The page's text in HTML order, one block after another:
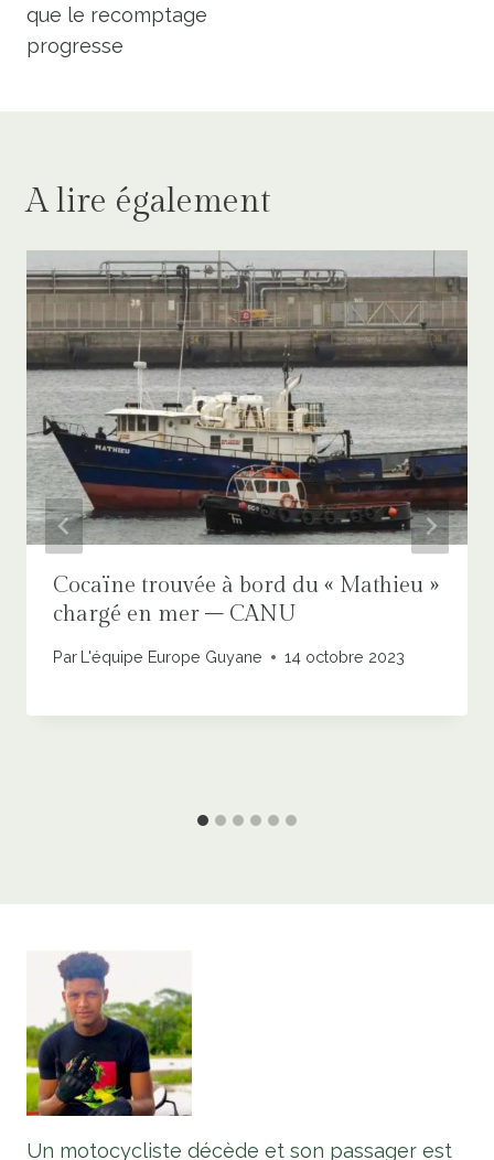
que le recomptage
progresse
A lire également
Cocaïne trouvée à bord du « Mathieu »
chargé en mer – CANU
Par L'équipe Europe Guyane 14 octobre 2023
Un motocycliste décède et son passager est